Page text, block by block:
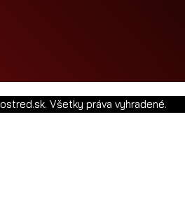
Všetky práva vyhradené.